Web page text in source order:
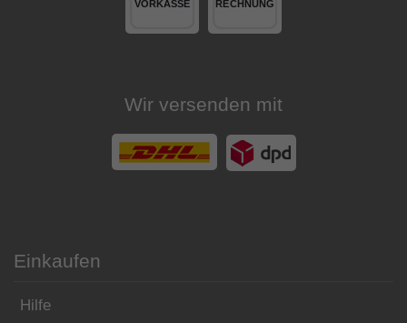
Wir versenden mit
Einkaufen
Hilfe